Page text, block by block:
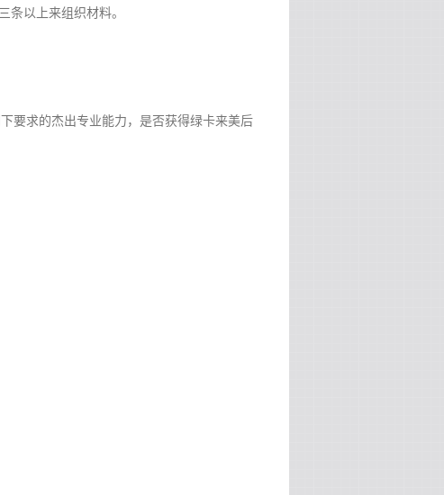
条以上来组织材料。
要求的杰出专业能力，是否获得绿卡来美后